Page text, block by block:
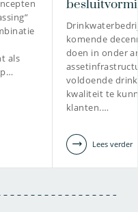
als
komende
doen in onder
voldoende
kwaliteit te
klanten.…
Lees verder